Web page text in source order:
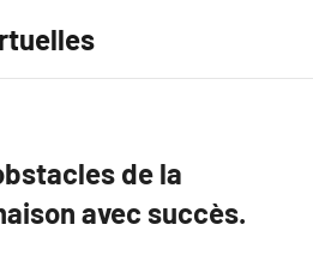
de la
avec succès.